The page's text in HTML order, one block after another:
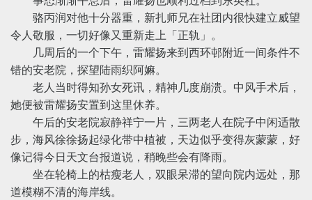
骆丙润对他十分器重，新扎师兄在社团内很快建立威望
令人敬服，一切好像又重新走上「正轨」。
几周后的一个下午，雷耀扬来到西环邨附近一间条件不
错的安老院，探望陆雨织阿嫲。
老人当时得知孙女死讯，精神几度崩溃。中风手术后，
她便被雷耀扬安置到这里休养。
午后的安老院寂静祥宁一片，三两老人在院子中闲适散
步，海风徐徐扬起绿化带中植被，天边似乎变得灰蒙蒙，好
像记得今日天文台报道说，稍晚些会有降雨。
坐在轮椅上的枯瘦老人，双眼呆滞的望向院内远处，那
道模糊不清的海岸线。